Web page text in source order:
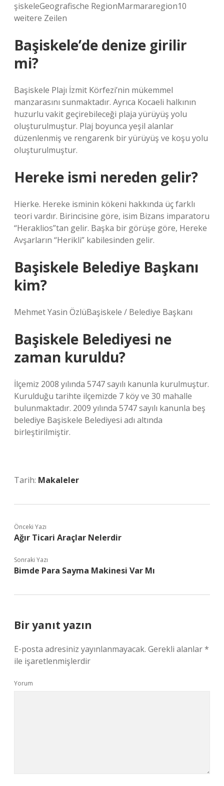
şiskeleGeografische RegionMarmararegion10
weitere Zeilen
Başiskele’de denize girilir
mi?
Başiskele Plajı İzmit Körfezi’nin mükemmel
manzarasını sunmaktadır. Ayrıca Kocaeli halkının
huzurlu vakit geçirebileceği plaja yürüyüş yolu
oluşturulmuştur. Plaj boyunca yeşil alanlar
düzenlenmiş ve rengarenk bir yürüyüş ve koşu yolu
oluşturulmuştur.
Hereke ismi nereden gelir?
Hierke. Hereke isminin kökeni hakkında üç farklı
teori vardır. Birincisine göre, isim Bizans imparatoru
“Heraklios”tan gelir. Başka bir görüşe göre, Hereke
Avşarların “Herikli” kabilesinden gelir.
Başiskele Belediye Başkanı
kim?
Mehmet Yasin ÖzlüBaşiskele / Belediye Başkanı
Başiskele Belediyesi ne
zaman kuruldu?
İlçemiz 2008 yılında 5747 sayılı kanunla kurulmuştur.
Kurulduğu tarihte ilçemizde 7 köy ve 30 mahalle
bulunmaktadır. 2009 yılında 5747 sayılı kanunla beş
belediye Başiskele Belediyesi adı altında
birleştirilmiştir.
Tarih: Makaleler
Önceki Yazı
Ağır Ticari Araçlar Nelerdir
Sonraki Yazı
Bimde Para Sayma Makinesi Var Mı
Bir yanıt yazın
E-posta adresiniz yayınlanmayacak. Gerekli alanlar*
ile işaretlenmişlerdir
Yorum